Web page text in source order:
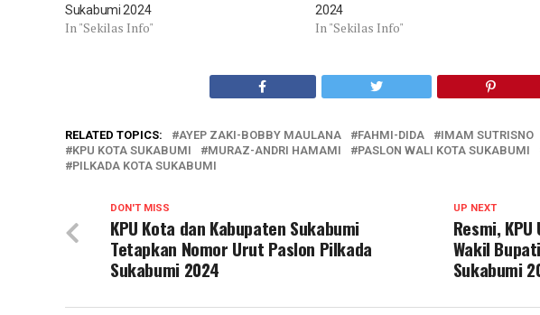
Sukabumi 2024
In "Sekilas Info"
2024
In "Sekilas Info"
RELATED TOPICS: AYEP ZAKI-BOBBY MAULANA FAHMI-DIDA IMAM SUTRISNO
KPU KOTA SUKABUMI
MURAZ-ANDRI HAMAMI PASLON WALI KOTA SUKABUMI
PILKADA KOTA SUKABUMI
UP NEXT
Resmi,
Wakil
Sukabumi
DON'T MISS
KPU Kota dan Kabupaten Sukabumi
Tetapkan Nomor Urut Paslon Pilkada
Sukabumi 2024